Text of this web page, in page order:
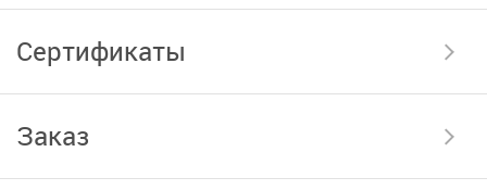
Сертификаты
Заказ